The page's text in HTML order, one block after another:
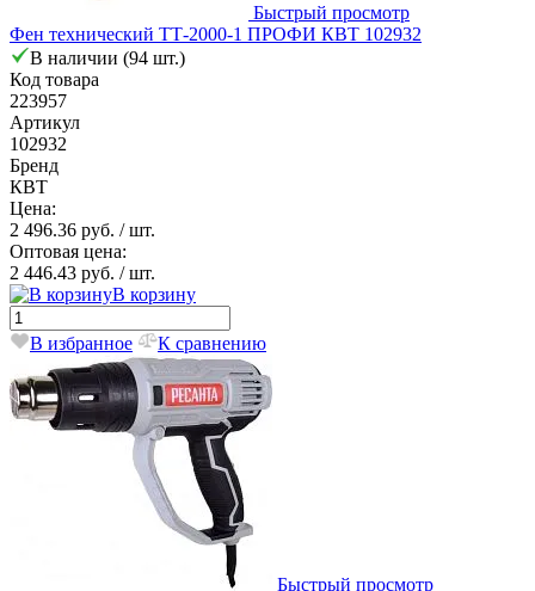
Быстрый просмотр
Фен технический ТТ-2000-1 ПРОФИ КВТ 102932
В наличии (94 шт.)
Код товара
223957
Артикул
102932
Бренд
КВТ
Цена:
2 496.36 руб. / шт.
Оптовая цена:
2 446.43 руб. / шт.
В корзину
В избранное К сравнению
Быстрый просмотр